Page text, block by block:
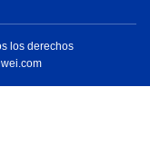
los derechos